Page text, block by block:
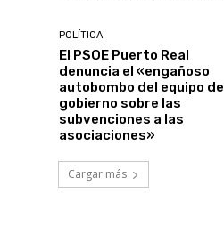
POLÍTICA
El PSOE Puerto Real
denuncia el «engañoso
autobombo del equipo de
gobierno sobre las
subvenciones a las
asociaciones»
Cargar más